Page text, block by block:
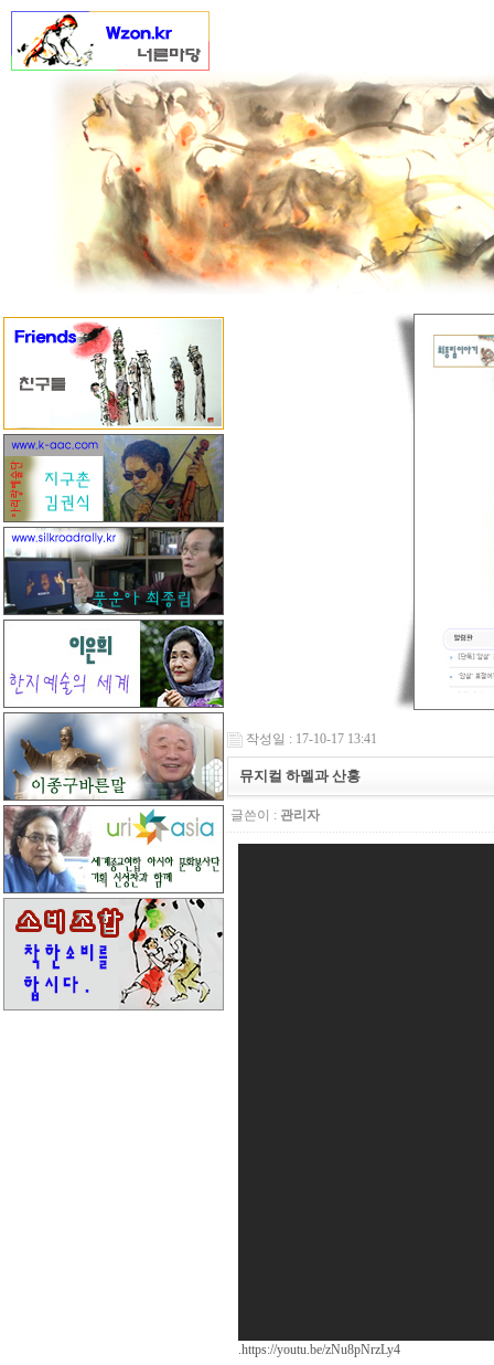
작성일 : 17-10-17 13:41
뮤지컬 하멜과 산홍
글쓴이 : 관리자
.https://youtu.be/zNu8pNrzLy4